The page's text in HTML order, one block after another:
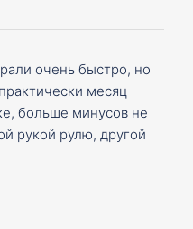
очень быстро, но
месяц
больше минусов не
рукой рулю, другой